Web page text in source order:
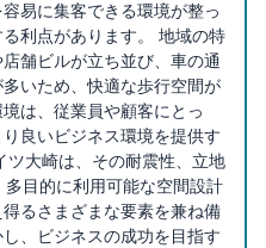
易に集客できる環境が整っ
利点があります。 地域の特
舗ビルが立ち並び、車の通
いため、快適な歩行空間が
は、従業員や顧客にとっ
良いビジネス環境を提供す
ツ大崎は、その耐震性、立地
目的に利用可能な空間設計
るさまざまな要素を兼ね備
、ビジネスの成功を目指す